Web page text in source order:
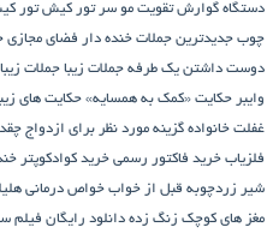
دستگاه گوارش تقویت مو سر تور کیش تور
چوب جدیدترین جملات خنده دار فضای مجازی
دوست داشتن یک طرفه جملات زیبا جملات
وایبر حکایت «کمک به همسایه» حکایت های
غفلت خانواده گزینه مورد نظر برای ازدواج
فلزیاب خرید فاکتور رسمی خرید کوادکوپتر
شیر زردچوبه قبل از خواب خواص درمانی
مغز های کوچک زنگ زده دانلود رایگان فیلم